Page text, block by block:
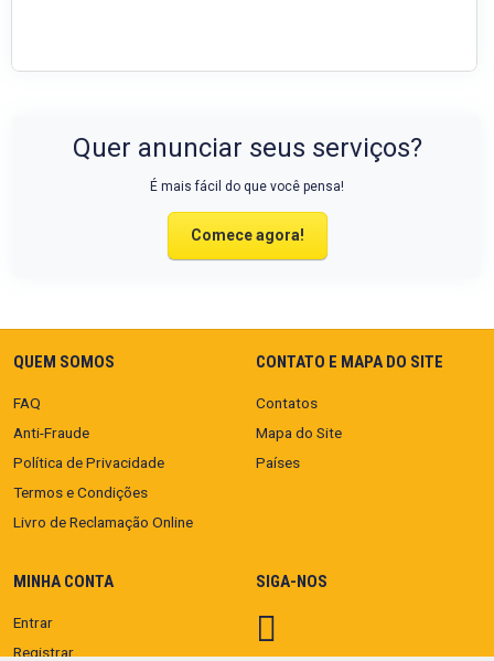
Quer anunciar seus serviços?
É mais fácil do que você pensa!
Comece agora!
QUEM SOMOS
FAQ
Anti-Fraude
Política de Privacidade
Termos e Condições
Livro de Reclamação Online
CONTATO E MAPA DO SITE
Contatos
Mapa do Site
Países
MINHA CONTA
Entrar
Registrar
SIGA-NOS